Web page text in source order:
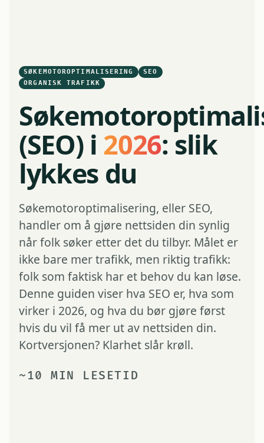
SØKEMOTOROPTIMALISERING
SEO
ORGANISK TRAFIKK
(SEO) i 2026: slik
lykkes du
Søkemotoroptimalisering, eller SEO,
handler om å gjøre nettsiden din synlig
når folk søker etter det du tilbyr. Målet er
ikke bare mer trafikk, men riktig trafikk:
folk som faktisk har et behov du kan løse.
Denne guiden viser hva SEO er, hva som
virker i 2026, og hva du bør gjøre først
hvis du vil få mer ut av nettsiden din.
Kortversjonen? Klarhet slår krøll.
~10 MIN LESETID